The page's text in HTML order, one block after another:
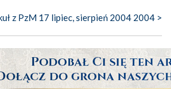
z PzM 17 lipiec, sierpień 2004 2004 >